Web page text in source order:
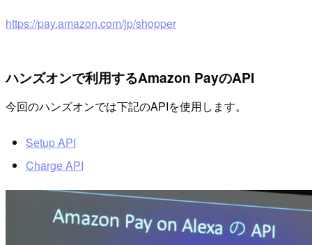
https://pay.amazon.com/jp/shopper
ハンズオンで利用するAmazon PayのAPI
今回のハンズオンでは下記のAPIを使用します。
Setup API
Charge API